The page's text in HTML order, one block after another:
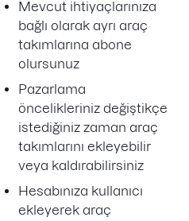
Mevcut ihtiyaçlarınıza
bağlı olarak ayrı araç
takımlarına abone
olursunuz
Pazarlama
öncelikleriniz değiştikçe
istediğiniz zaman araç
takımlarını ekleyebilir
veya kaldırabilirsiniz
Hesabınıza kullanıcı
ekleyerek araç